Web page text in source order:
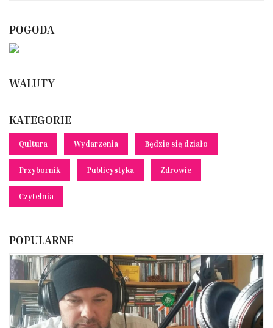
POGODA
WALUTY
KATEGORIE
Qultura Wydarzenia Będzie się działo
Przybornik Publicystyka Zdrowie
Czytelnia
POPULARNE